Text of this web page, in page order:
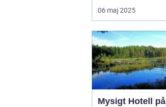
kusten, är känd so...
06 maj 2025
Mysigt Hotell på